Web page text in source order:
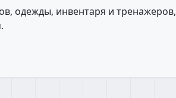
одежды, инвентаря и тренажеров,